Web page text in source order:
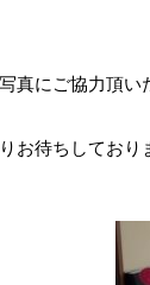
真にご協力頂い
お待ちしており